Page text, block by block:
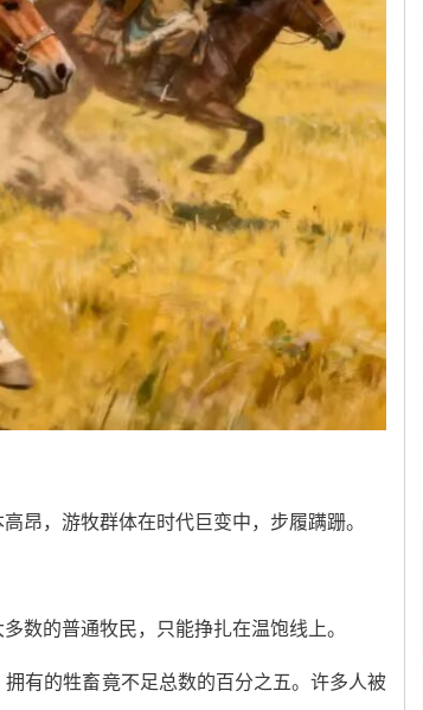
昂，游牧群体在时代巨变中，步履蹒跚。
数的普通牧民，只能挣扎在温饱线上。
有的牲畜竟不足总数的百分之五。许多人被